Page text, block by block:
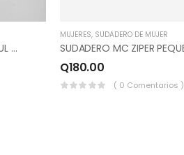
SUDADERO MC ZIPER, COLOR AZUL MARINO, ROJO JASPEADO.
MUJERES, SUDADERO DE MUJER
Q180.00
( 0 Comentarios )